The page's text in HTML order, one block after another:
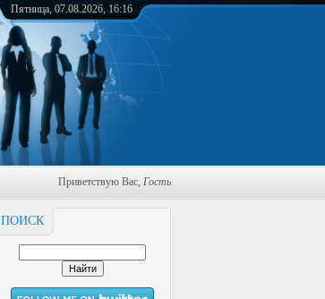
Пятница, 07.08.2026, 16:16
Приветствую Вас, Гость
ПОИСК